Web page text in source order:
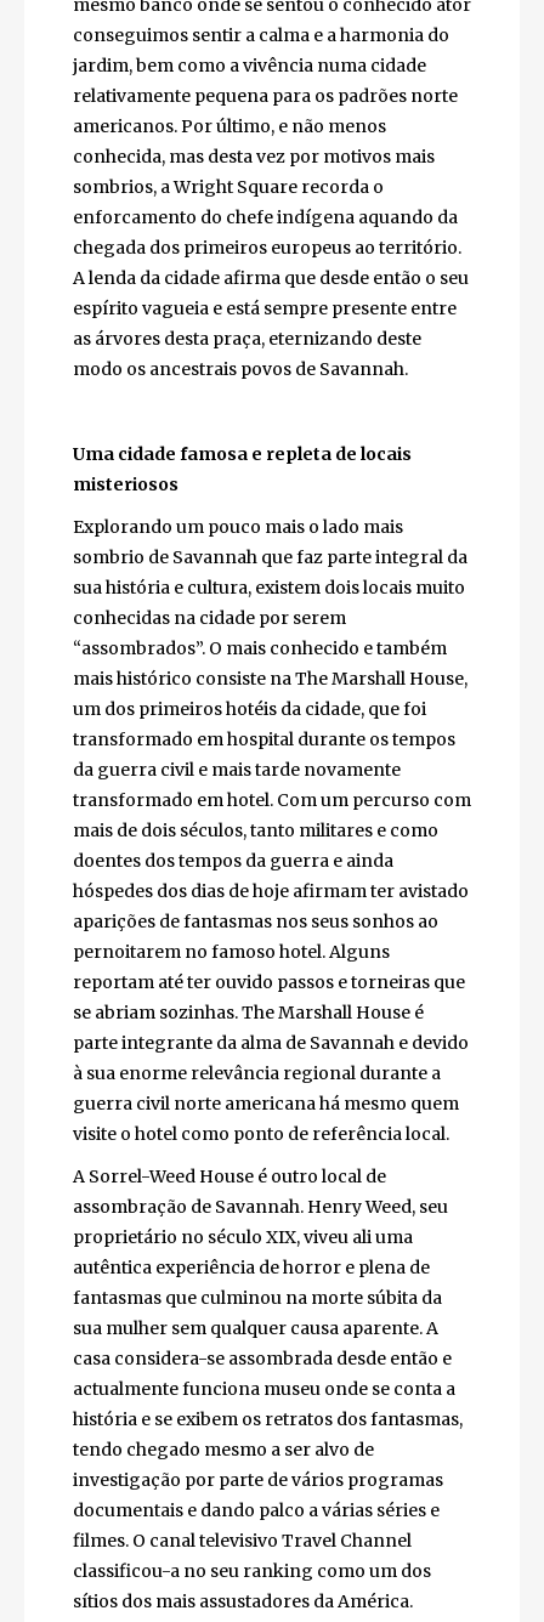
personagem de Forrest, Tom Hanks se
senta, fica precisamente no centro deste
magnífico lugar de Savannah. Ao sentarmo-
nos no mesmo banco onde se sentou o
conhecido ator conseguimos sentir a calma
e a harmonia do jardim, bem como a vivência
numa cidade relativamente pequena para os
padrões norte americanos. Por último, e não
menos conhecida, mas desta vez por motivos
mais sombrios, a Wright Square recorda o
enforcamento do chefe indígena aquando
da chegada dos primeiros europeus ao
sempre presente entre as árvores desta
praça, eternizando deste modo os ancestrais
povos de Savannah.
Uma cidade famosa e repleta de locais
misteriosos
Explorando um pouco mais o lado mais
sombrio de Savannah que faz parte integral
da sua história e cultura, existem dois locais
muito conhecidas na cidade por serem
“assombrados”. O mais conhecido e também
mais histórico consiste na The Marshall
House, um dos primeiros hotéis da cidade,
que foi transformado em hospital durante os
tempos da guerra civil e mais tarde
novamente transformado em hotel. Com um
percurso com mais de dois séculos, tanto
militares e como doentes dos tempos da
guerra e ainda hóspedes dos dias de hoje
afirmam ter avistado aparições de fantasmas
nos seus sonhos ao pernoitarem no famoso
hotel. Alguns reportam até ter ouvido passos
Marshall House é parte integrante da alma
de Savannah e devido à sua enorme
relevância regional durante a guerra civil
norte americana há mesmo quem visite o
hotel como ponto de referência local.
A Sorrel-Weed House é outro local de
assombração de Savannah. Henry Weed, seu
proprietário no século XIX, viveu ali uma
autêntica experiência de horror e plena de
fantasmas que culminou na morte súbita da
sua mulher sem qualquer causa aparente. A
casa considera-se assombrada desde então e
actualmente funciona museu onde se conta
a história e se exibem os retratos dos